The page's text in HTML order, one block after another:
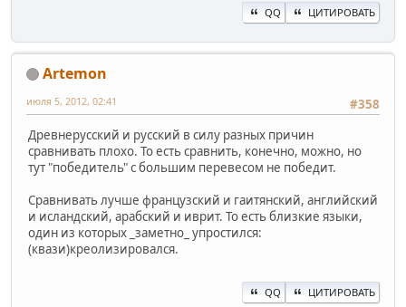
QQ ЦИТИРОВАТЬ
Artemon
#358
июля 5, 2012, 02:41
Древнерусский и русский в силу разных причин
сравнивать плохо. То есть сравнить, конечно, можно, но
тут "победитель" с большим перевесом не победит.
Сравнивать лучше французский и гаитянский, английский
и исландский, арабский и иврит. То есть близкие языки,
один из которых _заметно_ упростился:
(квази)креолизировался.
QQ ЦИТИРОВАТЬ